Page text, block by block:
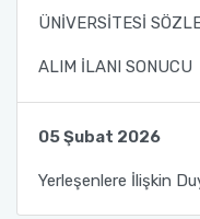
ÜNİVERSİTESİ
ALIM İLANI SONUCU
05 Şubat 2026
Yerleşenlere İlişkin
Sicil ve Disiplin İşlemleri
Maaş Tahakkuk Şube